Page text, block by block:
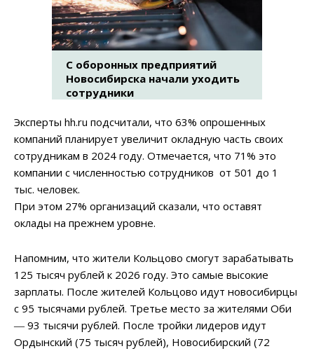
С оборонных предприятий
Новосибирска начали уходить
сотрудники
Эксперты hh.ru подсчитали, что 63% опрошенных
компаний планирует увеличит окладную часть своих
сотрудникам в 2024 году. Отмечается, что 71% это
компании с численностью сотрудников от 501 до 1
тыс. человек.
При этом 27% организаций сказали, что оставят
оклады на прежнем уровне.
Напомним, что жители Кольцово смогут зарабатывать
125 тысяч рублей к 2026 году. Это самые высокие
зарплаты. После жителей Кольцово идут новосибирцы
с 95 тысячами рублей. Третье место за жителями Оби
― 93 тысячи рублей. После тройки лидеров идут
Ордынский (75 тысяч рублей), Новосибирский (72